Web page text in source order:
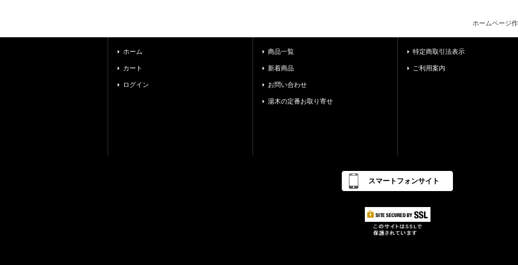
ホームページ
ホーム
カート
ログイン
商品一覧
新着商品
お問い合わせ
湯木の定番お取り寄せ
特定商取引法表示
ご利用案内
スマートフォンサイト